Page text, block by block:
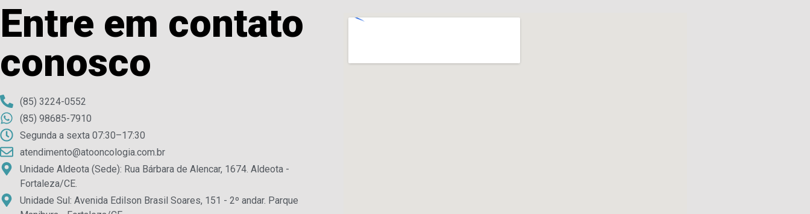
Entre em contato
conosco
(85) 3224-0552
(85) 98685-7910
Segunda a sexta 07:30–17:30
atendimento@atooncologia.com.br
Unidade Aldeota (Sede): Rua Bárbara de Alencar, 1674. Aldeota -
Fortaleza/CE.
Unidade Sul: Avenida Edilson Brasil Soares, 151 - 2º andar. Parque